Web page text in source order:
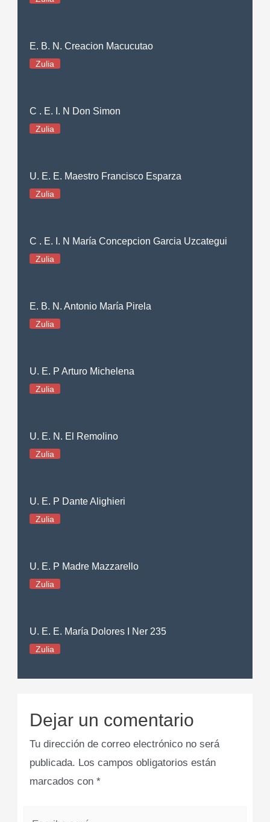
E. B. N. Creacion Macucutao
Zulia
C . E. I. N Don Simon
Zulia
U. E. E. Maestro Francisco Esparza
Zulia
C . E. I. N María Concepcion Garcia Uzcategui
Zulia
E. B. N. Antonio María Pirela
Zulia
U. E. P Arturo Michelena
Zulia
U. E. N. El Remolino
Zulia
U. E. P Dante Alighieri
Zulia
U. E. P Madre Mazzarello
Zulia
U. E. E. María Dolores I Ner 235
Zulia
Dejar un comentario
Tu dirección de correo electrónico no será
publicada. Los campos obligatorios están
marcados con*